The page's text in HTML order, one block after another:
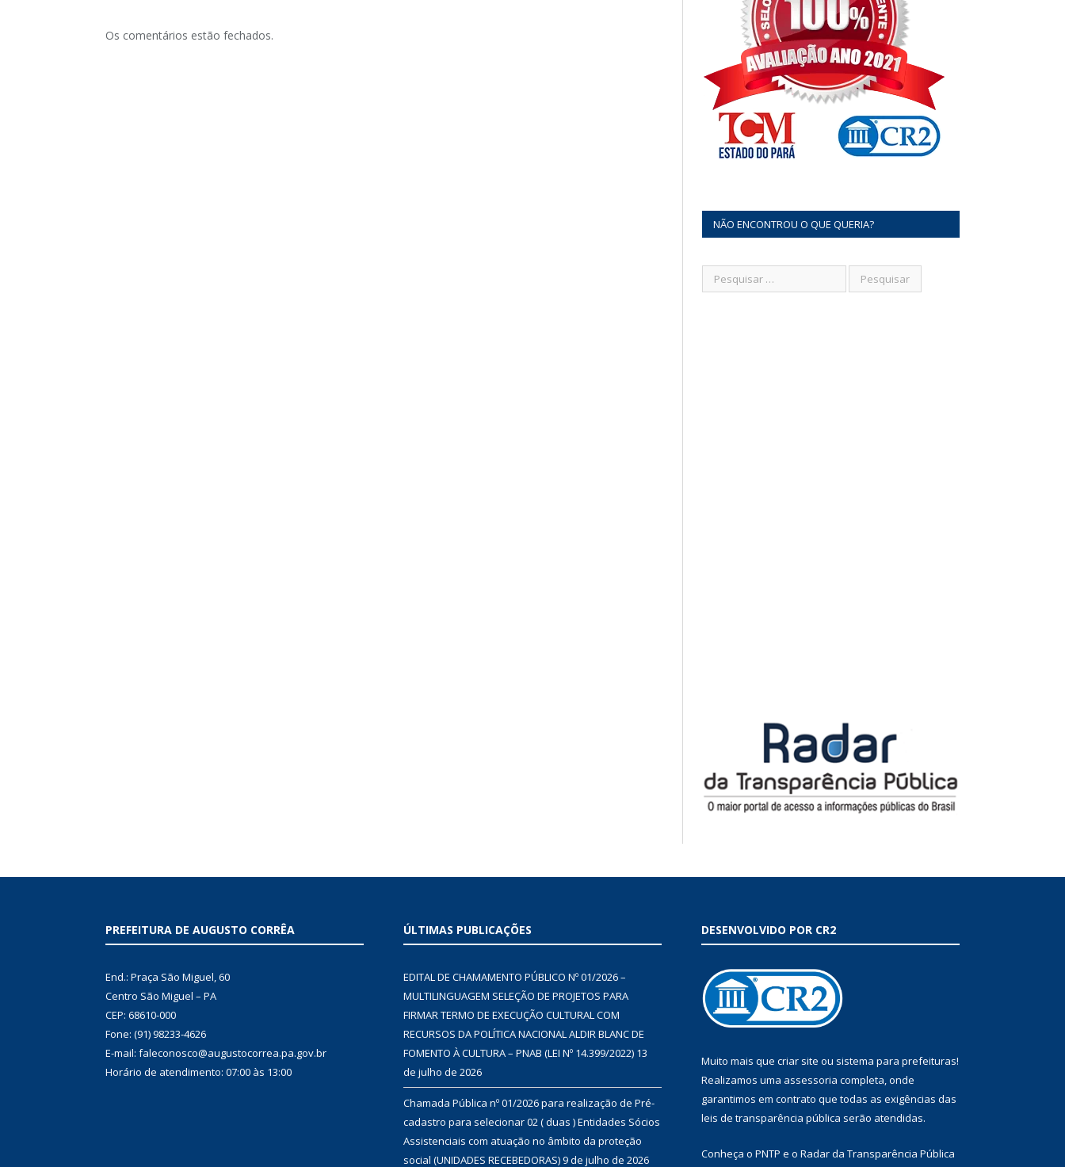
Os comentários estão fechados.
NÃO ENCONTROU O QUE QUERIA?
PREFEITURA DE AUGUSTO CORRÊA
End.: Praça São Miguel, 60
Centro São Miguel – PA
CEP: 68610-000
Fone: (91) 98233-4626
E-mail: faleconosco@augustocorrea.pa.gov.br
Horário de atendimento: 07:00 às 13:00
ÚLTIMAS PUBLICAÇÕES
EDITAL DE CHAMAMENTO PÚBLICO Nº 01/2026 –
MULTILINGUAGEM SELEÇÃO DE PROJETOS PARA
FIRMAR TERMO DE EXECUÇÃO CULTURAL COM
RECURSOS DA POLÍTICA NACIONAL ALDIR BLANC DE
FOMENTO À CULTURA – PNAB (LEI Nº 14.399/2022) 13
de julho de 2026
Chamada Pública nº 01/2026 para realização de Pré-
cadastro para selecionar 02 ( duas ) Entidades Sócios
Assistenciais com atuação no âmbito da proteção
social (UNIDADES RECEBEDORAS)9 de julho de 2026
DESENVOLVIDO POR CR2
Muito mais que criar site ou sistema para prefeituras!
Realizamos uma assessoria completa, onde
garantimos em contrato que todas as exigências das
leis de transparência pública serão atendidas.
Conheça o PNTP e o Radar da Transparência Pública